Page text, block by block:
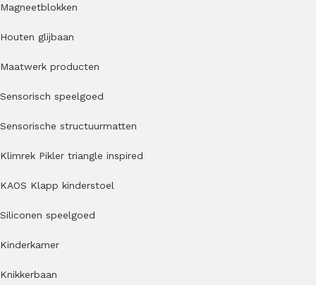
Magneetblokken
Houten glijbaan
Maatwerk producten
Sensorisch speelgoed
Sensorische structuurmatten
Klimrek Pikler triangle inspired
KAOS Klapp kinderstoel
Siliconen speelgoed
Kinderkamer
Knikkerbaan